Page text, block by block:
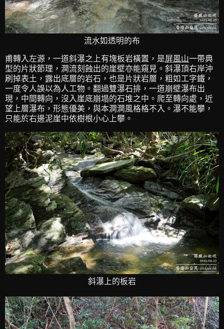
流水如透明的布
甫轉入左源，一道斜瀑之上有塊板岩橫置，是屏風山一帶典
型的片狀節理，澗流刻蝕出的崖壁亦能窺見。斜瀑頂右岸沖
刷掉表土，露出底層的岩石，也是片狀岩層，粗如工字鐵，
一度令人誤以為人工物。翻過雙瀑石排，一道崩壁瀑布出
現，中間轉向，沒入崖底崩塌的石堆之中。爬至轉向處，近
望上層瀑布，形態優美，與本澗澗風格格不入。瀑不能攀，
只能於右邊泥崖中依樹根小心上攀。
斜瀑上的板岩